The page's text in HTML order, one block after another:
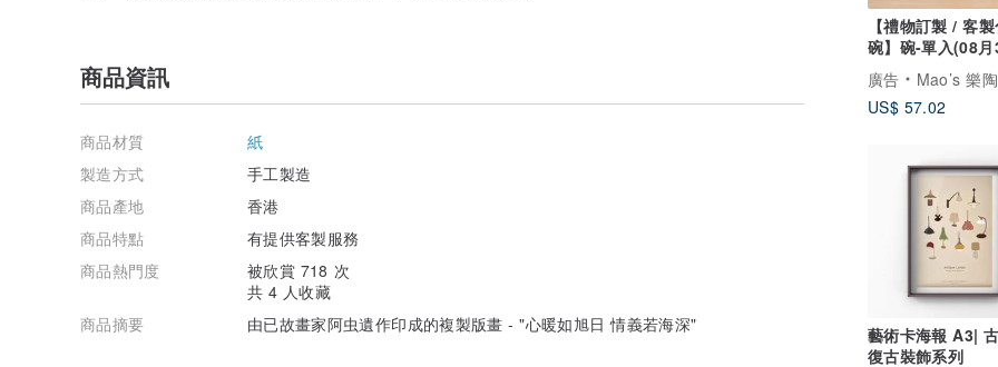
【禮物訂製 / 客
碗】碗-單入(08
貨) 禮物
廣告
Mao’s 樂
US$ 57.02
藝術卡海報 A3|
復古裝飾系列
商品資訊
商品材質
紙
製造方式
手工製造
商品產地
香港
商品特點
有提供客製服務
商品熱門度
被欣賞 718 次
共 4 人收藏
商品摘要
由已故畫家阿虫遺作印成的複製版畫 - "心暖如旭日 情義若海深"